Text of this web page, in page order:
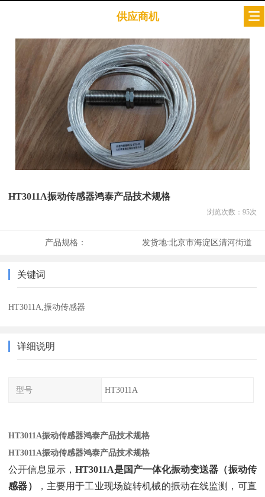
供应商机
HT3011A振动传感器鸿泰产品技术规格
浏览次数： 95次
产品规格： 发货地:北京市海淀区清河街道
关键词
HT3011A,振动传感器
详细说明
型号 HT3011A
HT3011A振动传感器鸿泰产品技术规格
HT3011A振动传感器鸿泰产品技术规格
公开信息显示，‌ HT3011A是国产一体化振动变送器（振动传
感器）
‌，主要用于工业现场旋转机械的振动在线监测，可直